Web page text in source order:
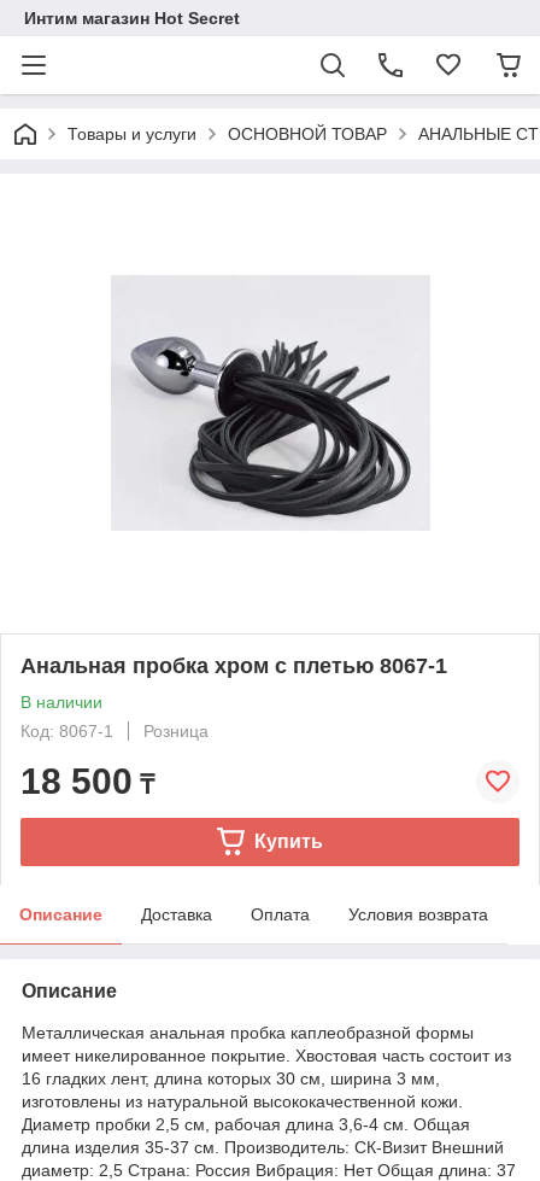
Интим магазин Hot Secret
Товары и услуги ОСНОВНОЙ ТОВАР АНАЛЬНЫЕ
Анальная пробка хром с плетью 8067-1
В наличии
Код: 8067-1
Розница
18 500 ₸
Купить
Описание Доставка Оплата Условия возврата
Описание
Металлическая анальная пробка каплеобразной формы
имеет никелированное покрытие. Хвостовая часть состоит из
16 гладких лент, длина которых 30 см, ширина 3 мм,
изготовлены из натуральной высококачественной кожи.
Диаметр пробки 2,5 см, рабочая длина 3,6-4 см. Общая
длина изделия 35-37 см. Производитель: СК-Визит Внешний
диаметр: 2,5 Страна: Россия Вибрация: Нет Общая длина: 37